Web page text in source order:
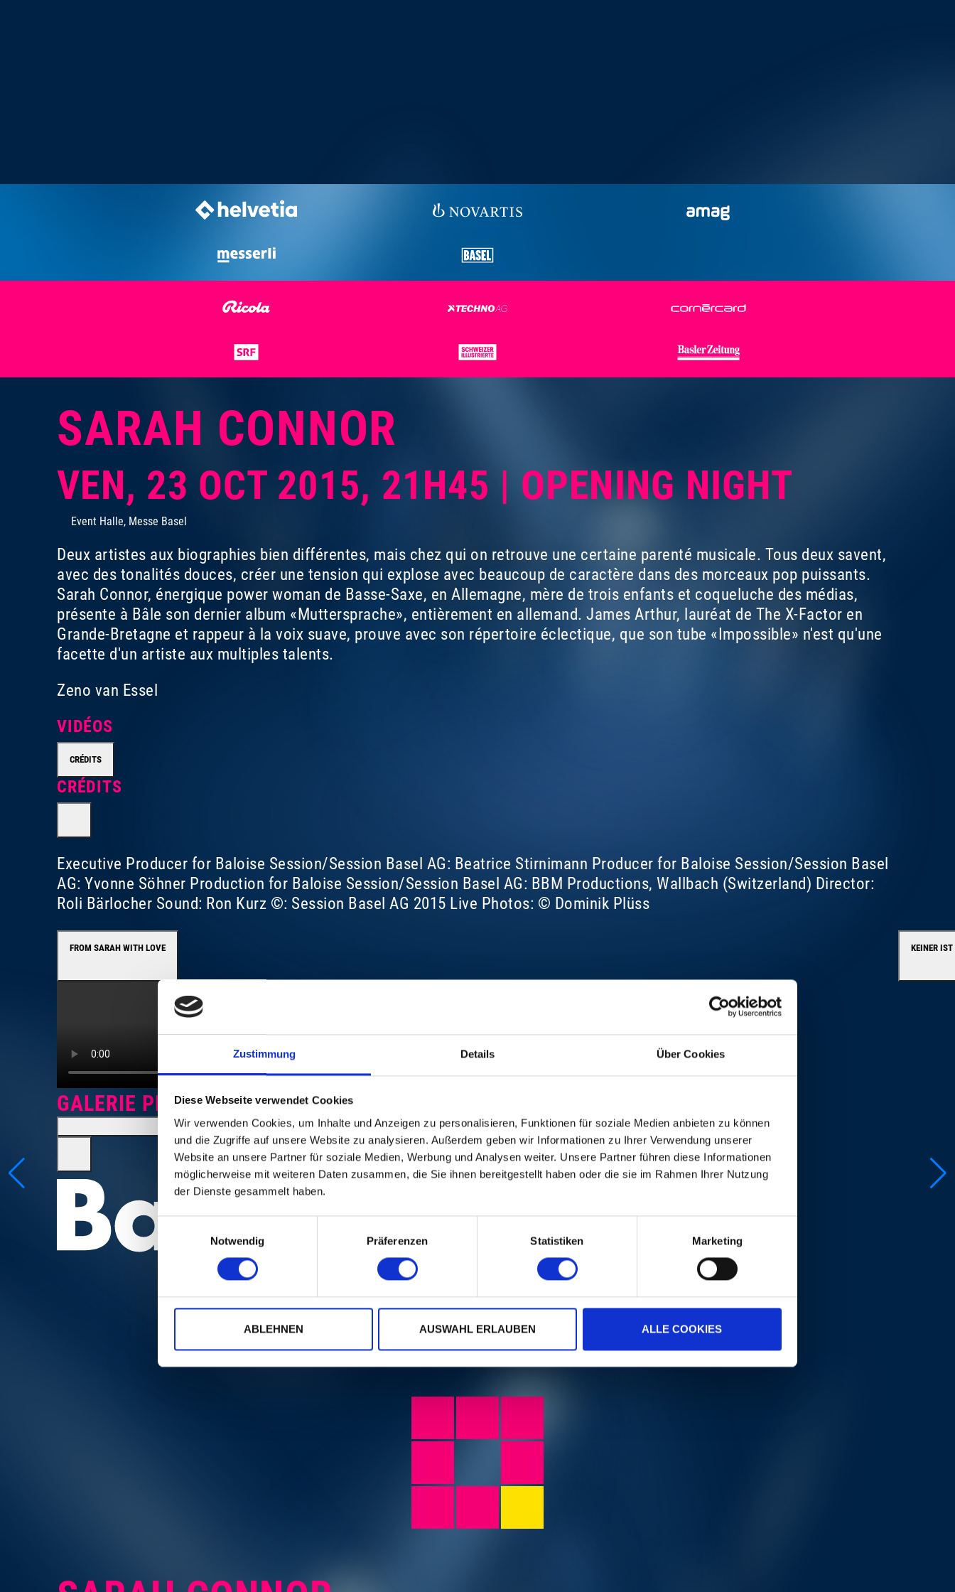
Zustimmung Details Über Cookies
Diese Webseite verwendet Cookies
Wir verwenden Cookies, um Inhalte und Anzeigen zu personalisieren, Funktionen für soziale Medien anbieten zu können
und die Zugriffe auf unsere Website zu analysieren. Außerdem geben wir Informationen zu Ihrer Verwendung unserer
Website an unsere Partner für soziale Medien, Werbung und Analysen weiter. Unsere Partner führen diese Informationen
möglicherweise mit weiteren Daten zusammen, die Sie ihnen bereitgestellt haben oder die sie im Rahmen Ihrer Nutzung
der Dienste gesammelt haben.
Notwendig
Präferenzen Statistiken Marketing
ABLEHNEN AUSWAHL ERLAUBEN ALLE COOKIES
SARAH CONNOR
VEN, 23 OCT 2015, 21H45 | OPENING NIGHT
Event Halle, Messe Basel
Deux artistes aux biographies bien différentes, mais chez qui on retrouve une certaine parenté musicale. Tous deux savent,
avec des tonalités douces, créer une tension qui explose avec beaucoup de caractère dans des morceaux pop puissants.
Sarah Connor, énergique power woman de Basse-Saxe, en Allemagne, mère de trois enfants et coqueluche des médias,
présente à Bâle son dernier album «Muttersprache», entièrement en allemand. James Arthur, lauréat de The X-Factor en
Grande-Bretagne et rappeur à la voix suave, prouve avec son répertoire éclectique, que son tube «Impossible» n'est qu'une
facette d'un artiste aux multiples talents.
Zeno van Essel
VIDÉOS
CRÉDITS
CRÉDITS
Executive Producer for Baloise Session/Session Basel AG: Beatrice Stirnimann Producer for Baloise Session/Session Basel
AG: Yvonne Söhner Production for Baloise Session/Session Basel AG: BBM Productions, Wallbach (Switzerland) Director:
Roli Bärlocher Sound: Ron Kurz ©: Session Basel AG 2015 Live Photos: © Dominik Plüss
FROM SARAH WITH LOVE KEINER IST
GALERIE PHOTOS
Photo:Dominik Plüss